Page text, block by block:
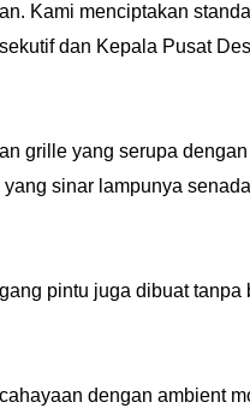
Kami menciptakan
dan Kepala Pusat
grille yang serupa
sinar lampunya
pintu juga dibuat tanpa
dengan ambient